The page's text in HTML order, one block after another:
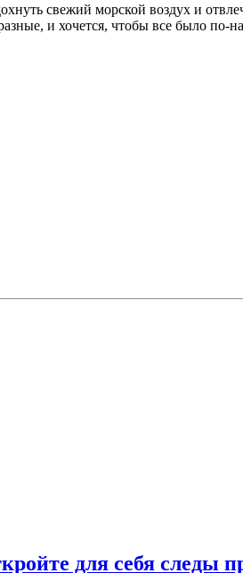
свежий морской воздух и
и хочется, чтобы все было
для себя следы